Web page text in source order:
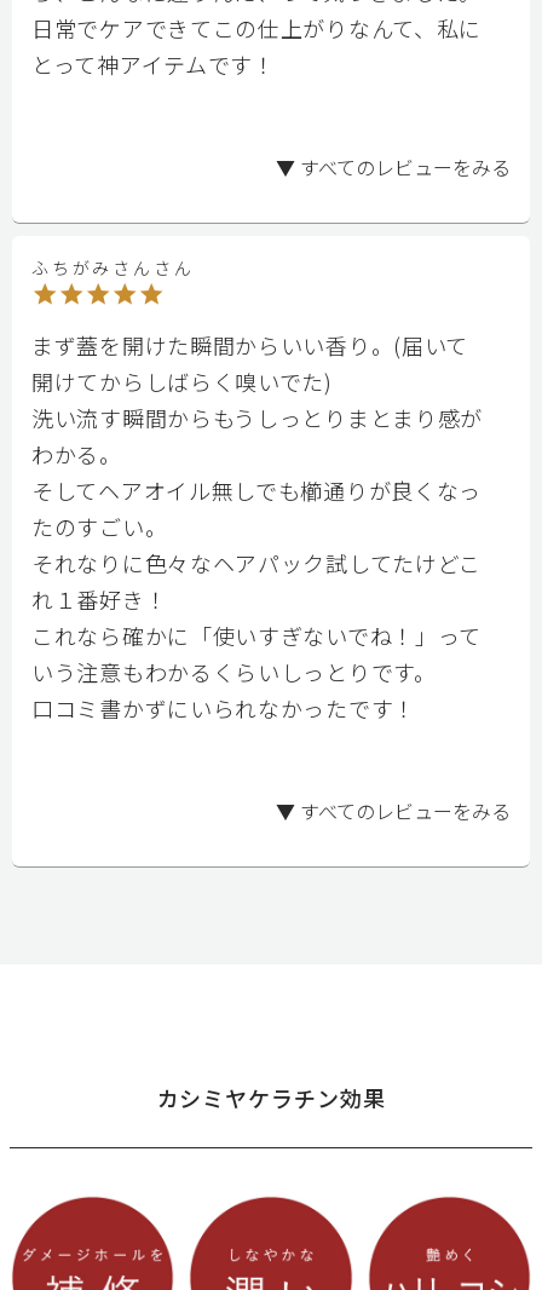
日常でケアできてこの仕上がりなんて、私に
とって神アイテムです！
▼ すべてのレビューをみる
ふちがみさんさん
まず蓋を開けた瞬間からいい香り。(届いて
開けてからしばらく嗅いでた)
洗い流す瞬間からもうしっとりまとまり感が
わかる。
そしてヘアオイル無しでも櫛通りが良くなっ
たのすごい。
それなりに色々なヘアパック試してたけどこ
れ１番好き！
これなら確かに「使いすぎないでね！」って
いう注意もわかるくらいしっとりです。
口コミ書かずにいられなかったです！
▼ すべてのレビューをみる
カシミヤケラチン効果